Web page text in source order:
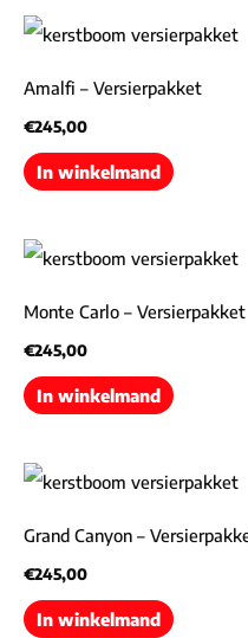
Amalfi – Versierpakket
€245,00
In winkelmand
Monte Carlo – Versierpakket
€245,00
In winkelmand
Grand Canyon –
€245,00
In winkelmand